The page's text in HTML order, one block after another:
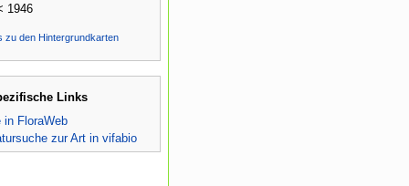
1946
zu den Hintergrundkarten
Links
in FloraWeb
zur Art in vifabio